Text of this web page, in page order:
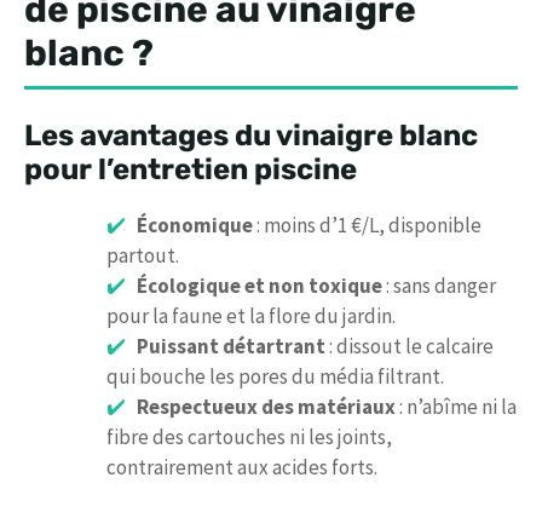
de piscine au vinaigre
blanc ?
Les avantages du vinaigre blanc
pour l’entretien piscine
Économique: moins d’1 €/L, disponible
partout.
Écologique et non toxique: sans danger
pour la faune et la flore du jardin.
Puissant détartrant: dissout le calcaire
qui bouche les pores du média filtrant.
Respectueux des matériaux: n’abîme ni la
fibre des cartouches ni les joints,
contrairement aux acides forts.